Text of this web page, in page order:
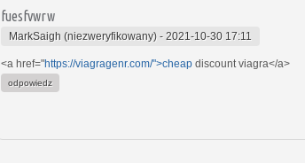
fuesfvwrw
MarkSaigh (niezweryfikowany) - 2021-10-30 17:11
<a href="https://viagragenr.com/">cheap discount viagra</a>
odpowiedz